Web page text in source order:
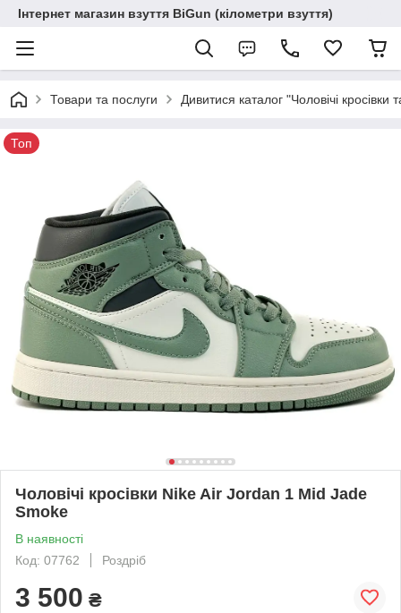
Інтернет магазин взуття BiGun (кілометри взуття)
Товари та послуги Дивитися каталог "Чоловічі кросівки
Топ
Чоловічі кросівки Nike Air Jordan 1 Mid Jade
Smoke
В наявності
Код: 07762
Роздріб
3 500 ₴